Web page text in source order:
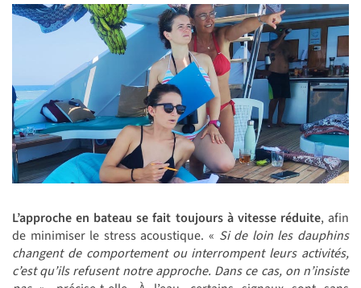
L’approche en bateau se fait toujours à vitesse réduite, afin
de minimiser le stress acoustique. « Si de loin les dauphins
changent de comportement ou interrompent leurs activités,
c’est qu’ils refusent notre approche. Dans ce cas, on n’insiste